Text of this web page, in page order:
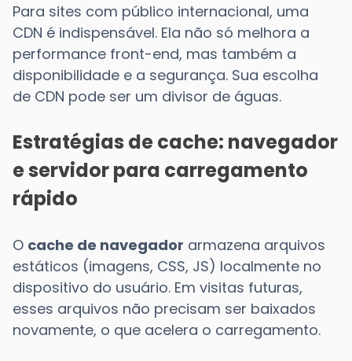
Para sites com público internacional, uma
CDN é indispensável. Ela não só melhora a
performance front-end, mas também a
disponibilidade e a segurança. Sua escolha
de CDN pode ser um divisor de águas.
Estratégias de cache: navegador
e servidor para carregamento
rápido
O cache de navegador armazena arquivos
estáticos (imagens, CSS, JS) localmente no
dispositivo do usuário. Em visitas futuras,
esses arquivos não precisam ser baixados
novamente, o que acelera o carregamento.